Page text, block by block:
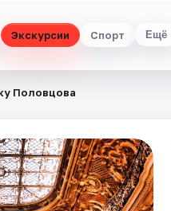
Экскурсии Спорт Ещё
Половцова